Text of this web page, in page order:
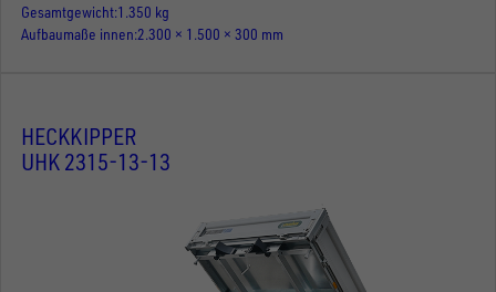
Gesamtgewicht 1.350 kg
Aufbaumaße innen 2.300 × 1.500 × 300 mm
HECKKIPPER
UHK 2315-13-13